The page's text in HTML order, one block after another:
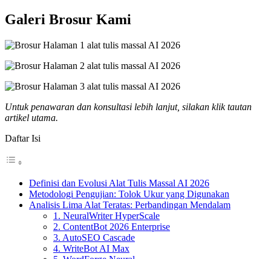
Galeri Brosur Kami
Untuk penawaran dan konsultasi lebih lanjut, silakan klik tautan
artikel utama.
Daftar Isi
Definisi dan Evolusi Alat Tulis Massal AI 2026
Metodologi Pengujian: Tolok Ukur yang Digunakan
Analisis Lima Alat Teratas: Perbandingan Mendalam
1. NeuralWriter HyperScale
2. ContentBot 2026 Enterprise
3. AutoSEO Cascade
4. WriteBot AI Max